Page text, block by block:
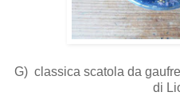
G) classica scatola da
di